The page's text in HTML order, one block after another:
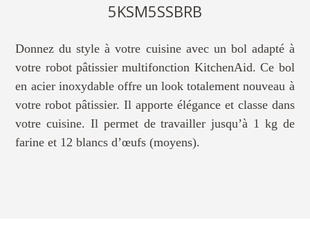
5KSM5SSBRB
Donnez du style à votre cuisine avec un bol adapté à
votre robot pâtissier multifonction KitchenAid. Ce bol
en acier inoxydable offre un look totalement nouveau à
votre robot pâtissier. Il apporte élégance et classe dans
votre cuisine. Il permet de travailler jusqu’à 1 kg de
farine et 12 blancs d’œufs (moyens).